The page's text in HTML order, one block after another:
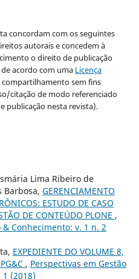
concordam com os seguintes
autorais e concedem à
o direito de publicação
acordo com uma Licença
sem fins
citação de modo referenciado
publicação nesta revista).
Lima Ribeiro de
Barbosa, GERENCIAMENTO
ESTUDO DE CASO
DE CONTEÚDO PLONE ,
Conhecimento: v. 1 n. 2
EXPEDIENTE DO VOLUME 8,
, Perspectivas em Gestão
(2018)